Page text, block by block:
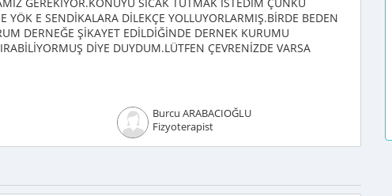
YÖK E SENDİKALARA DİLEKÇE YOLLUYORLARMIŞ.BİRDE BEDEN
DERNEĞE ŞİKAYET EDİLDİĞİNDE DERNEK KURUMU
DİYE DUYDUM.LÜTFEN ÇEVRENİZDE VARSA
Burcu ARABACIOĞLU
Fizyoterapist